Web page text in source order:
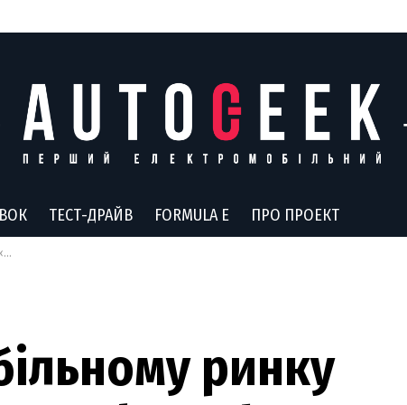
ТЕСТ-ДРАЙВ FORMULA E ПРО ПРОЕКТ
ринку